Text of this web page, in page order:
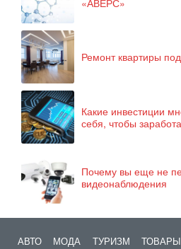
Ремонт квартиры
Какие инвестиции
себя, чтобы
Почему вы еще не
видеонаблюдения
АВТО МОДА ТУРИЗМ ТОВАРЫ